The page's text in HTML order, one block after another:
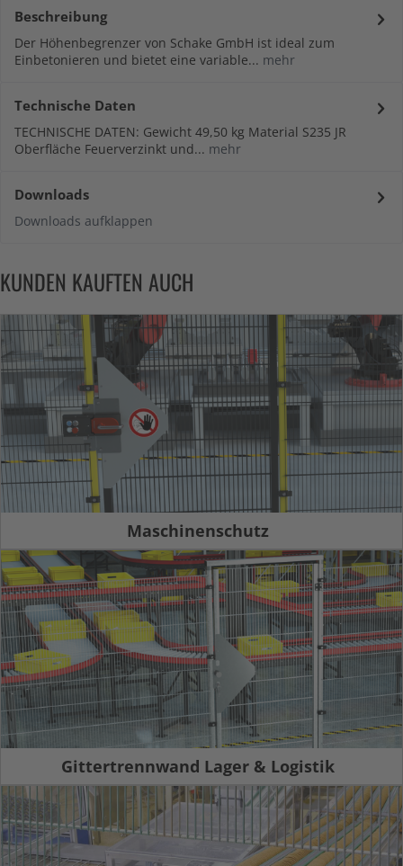
Beschreibung
Der Höhenbegrenzer von Schake GmbH ist ideal zum
Einbetonieren und bietet eine variable... mehr
Technische Daten
TECHNISCHE DATEN: Gewicht 49,50 kg Material S235 JR
Oberfläche Feuerverzinkt und... mehr
Downloads
Downloads aufklappen
KUNDEN KAUFTEN AUCH
Maschinenschutz
Gittertrennwand Lager & Logistik